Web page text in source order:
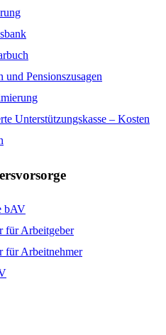
und Pensionszusagen
Unterstützungskasse – Kosten
bAV
für Arbeitgeber
für Arbeitnehmer